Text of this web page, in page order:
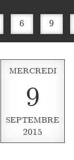
6 9
MERCREDI
9
SEPTEMBRE
2015